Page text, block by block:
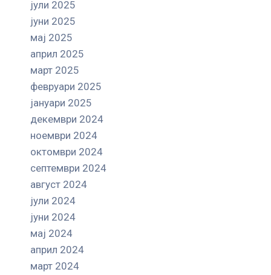
јули 2025
јуни 2025
мај 2025
април 2025
март 2025
февруари 2025
јануари 2025
декември 2024
ноември 2024
октомври 2024
септември 2024
август 2024
јули 2024
јуни 2024
мај 2024
април 2024
март 2024